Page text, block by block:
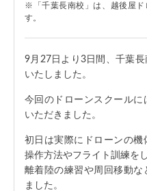
「千葉長南校」は、越後屋
す。
9月27日より3日間、千葉
いたしました。
今回のドローンスクール
いただきました。
初日は実際にドローンの
操作方法やフライト訓練を
離着陸の練習や周回移動
ました。